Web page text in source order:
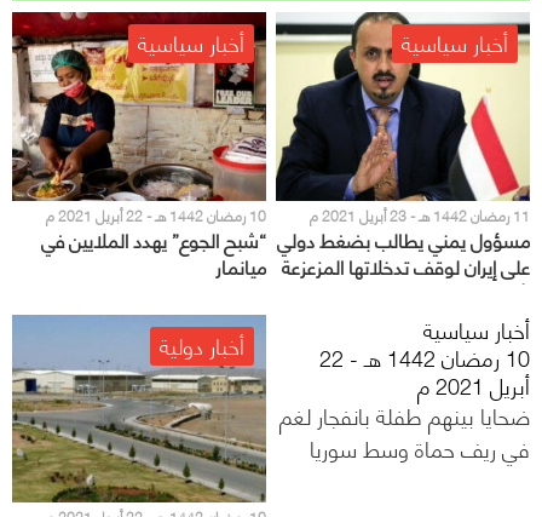
أخبار سياسية
11 رمضان 1442 هـ - 23 أبريل 2021 م
مسؤول يمني يطالب بضغط دولي
على إيران لوقف تدخلاتها المزعزعة
لأمن المنطقة
أخبار سياسية
10 رمضان 1442 هـ - 22 أبريل 2021 م
“شبح الجوع” يهدد الملايين في
ميانمار
أخبار سياسية
10 رمضان 1442 هـ - 22
أبريل 2021 م
ضحايا بينهم طفلة بانفجار لغم
في ريف حماة وسط سوريا
أخبار دولية